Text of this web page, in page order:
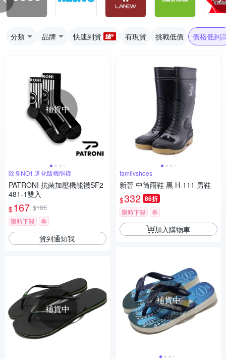
分類 品牌 快速到貨 有現貨 挑戰低價 價格低到
補貨中
除臭NO1,進化版機能襪
PATRONI 抗菌加壓機能襪SF2
481-1雙入
$167 $185
限時下殺
券
貨到通知我
補貨中
familyshoes
新晉 中筒雨鞋 黑 H-111 男鞋
$332 86折
限時下殺 券
加入購物車
補貨中